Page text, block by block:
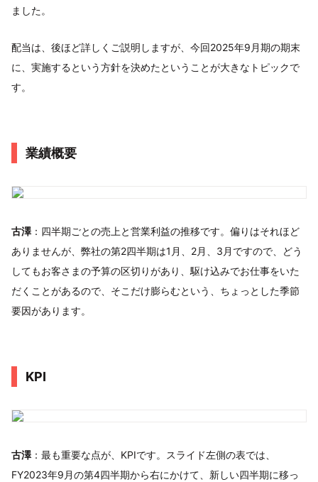
ました。
配当は、後ほど詳しくご説明しますが、今回2025年9月期の期末
に、実施するという方針を決めたということが大きなトピックで
す。
業績概要
古澤：四半期ごとの売上と営業利益の推移です。偏りはそれほど
ありませんが、弊社の第2四半期は1月、2月、3月ですので、どう
してもお客さまの予算の区切りがあり、駆け込みでお仕事をいた
だくことがあるので、そこだけ膨らむという、ちょっとした季節
要因があります。
KPI
古澤：最も重要な点が、KPIです。スライド左側の表では、
FY2023年9月の第4四半期から右にかけて、新しい四半期に移っ